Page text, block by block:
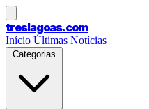
treslagoas.com
Início Últimas Notícias
Categorias